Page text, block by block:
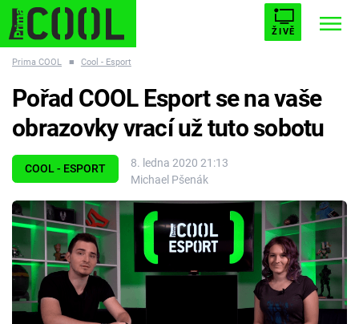
ŽIVĚ
ESCAPE PLNEJ KOTEL AVENGERS 5
Témata
Filmy
Seriály
Prima COOL ■ Cool - Esport
COOL - ESPORT
8. ledna 2020 21:13
Michael Pšenák
Pořad COOL Esport se na vaše
obrazovky vrací už tuto sobotu